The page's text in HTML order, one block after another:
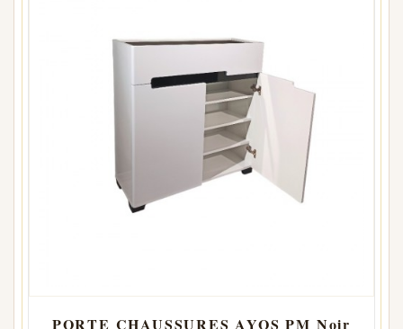
PORTE CHAUSSURES AYOS PM Noir